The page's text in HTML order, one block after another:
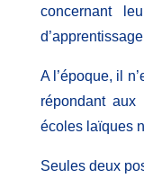
concernant
A l’époque, il
répondant
écoles laïques
Seules deux